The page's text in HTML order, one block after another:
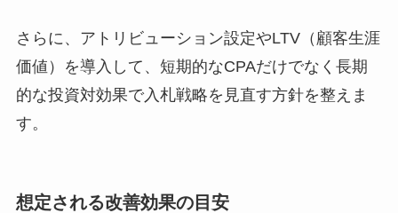
さらに、アトリビューション設定やLTV（顧客生涯
価値）を導入して、短期的なCPAだけでなく長期
的な投資対効果で入札戦略を見直す方針を整えま
す。
想定される改善効果の目安